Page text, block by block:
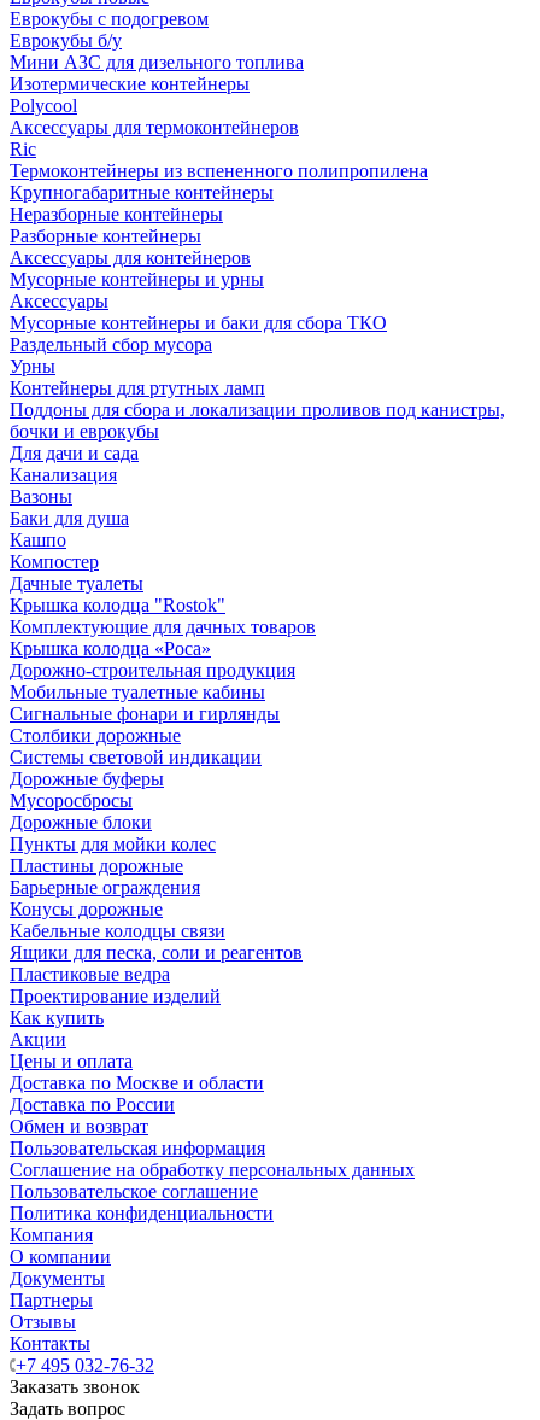
Еврокубы с подогревом
Еврокубы б/у
Мини АЗС для дизельного топлива
Изотермические контейнеры
Polycool
Аксессуары для термоконтейнеров
Ric
Термоконтейнеры из вспененного полипропилена
Крупногабаритные контейнеры
Неразборные контейнеры
Разборные контейнеры
Аксессуары для контейнеров
Мусорные контейнеры и урны
Аксессуары
Мусорные контейнеры и баки для сбора ТКО
Раздельный сбор мусора
Урны
Контейнеры для ртутных ламп
Поддоны для сбора и локализации проливов под канистры,
бочки и еврокубы
Для дачи и сада
Канализация
Вазоны
Баки для душа
Кашпо
Компостер
Дачные туалеты
Крышка колодца "Rostok"
Комплектующие для дачных товаров
Крышка колодца «Роса»
Дорожно-строительная продукция
Мобильные туалетные кабины
Сигнальные фонари и гирлянды
Столбики дорожные
Системы световой индикации
Дорожные буферы
Мусоросбросы
Дорожные блоки
Пункты для мойки колес
Пластины дорожные
Барьерные ограждения
Конусы дорожные
Кабельные колодцы связи
Ящики для песка, соли и реагентов
Пластиковые ведра
Проектирование изделий
Как купить
Акции
Цены и оплата
Доставка по Москве и области
Доставка по России
Обмен и возврат
Пользовательская информация
Соглашение на обработку персональных данных
Пользовательское соглашение
Политика конфиденциальности
Компания
О компании
Документы
Партнеры
Отзывы
Контакты
+7 495 032-76-32
Заказать звонок
Задать вопрос